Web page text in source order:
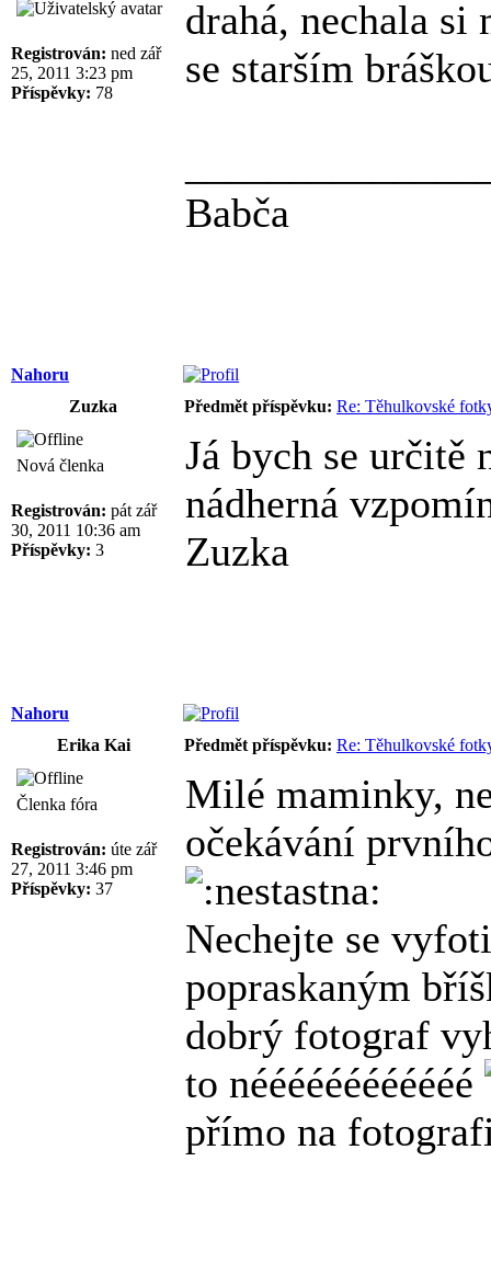
Registrován: ned zář
25, 2011 3:23 pm
Příspěvky: 78
drahá, nechala si
se starším
Babča
Nahoru
Zuzka
Předmět příspěvku: Re: Těhulkovské
Nová členka
Registrován: pát zář
30, 2011 10:36 am
Příspěvky: 3
Já bych se určitě
nádherná
Zuzka
Nahoru
Erika Kai
Předmět příspěvku: Re: Těhulkovské
Členka fóra
Registrován: úte zář
27, 2011 3:46 pm
Příspěvky: 37
Milé maminky,
očekávání
Nechejte se
popraskaným
dobrý fotograf
to néééééééééééé
přímo na